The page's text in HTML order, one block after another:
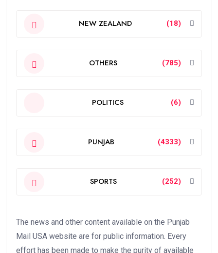
NEW ZEALAND (18)
OTHERS (785)
POLITICS (6)
PUNJAB (4333)
SPORTS (252)
The news and other content available on the Punjab
Mail USA website are for public information. Every
effort has been made to make the purity of available